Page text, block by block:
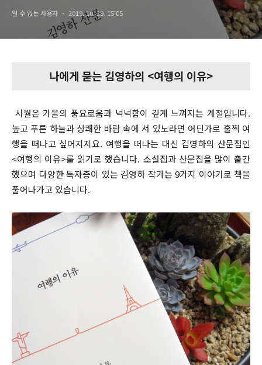
알 수 없는 사용자 2019. 10. 29. 15:05
나에게 묻는 김영하의 <여행의 이유>
시월은 가을의 풍요로움과 넉넉함이 깊게 느껴지는 계절입니다.
높고 푸른 하늘과 상쾌한 바람 속에 서 있노라면 어딘가로 훌쩍 여
행을 떠나고 싶어지지요. 여행을 떠나는 대신 김영하의 산문집인
<여행의 이유>를 읽기로 했습니다. 소설집과 산문집을 많이 출간
했으며 다양한 독자층이 있는 김영하 작가는 9가지 이야기로 책을
풀어나가고 있습니다.